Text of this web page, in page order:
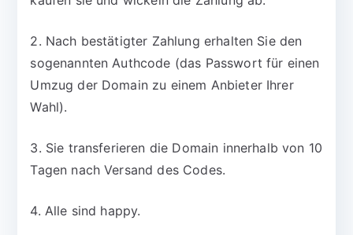
2. Nach bestätigter Zahlung erhalten Sie den
sogenannten Authcode (das Passwort für einen
Umzug der Domain zu einem Anbieter Ihrer
Wahl).
3. Sie transferieren die Domain innerhalb von 10
Tagen nach Versand des Codes.
4. Alle sind happy.